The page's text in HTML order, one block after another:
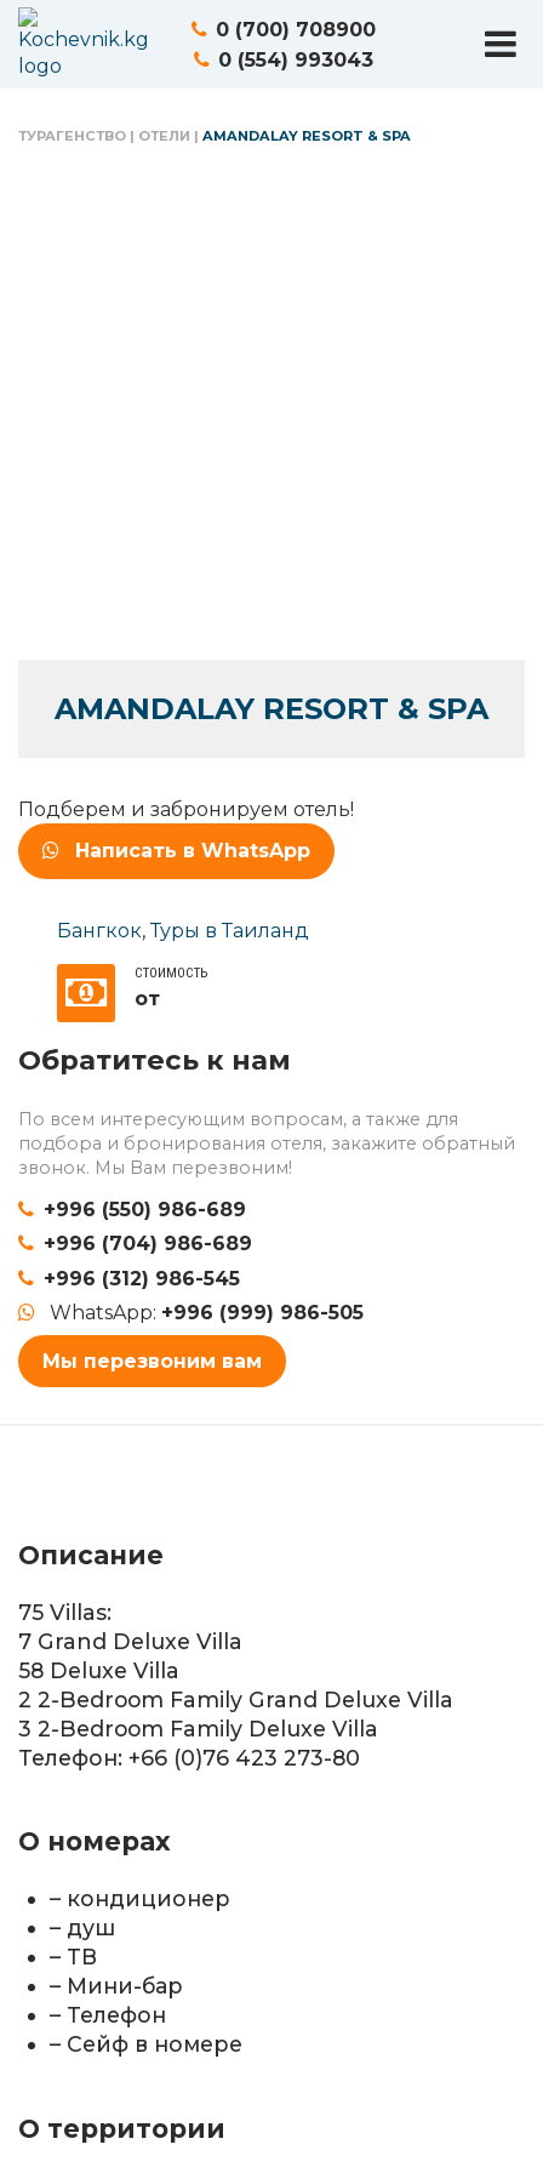
0 (700) 708900
0 (554) 993043
ТУРАГЕНСТВО | ОТЕЛИ | AMANDALAY RESORT & SPA
AMANDALAY RESORT & SPA
Подберем и забронируем отель!
Написать в WhatsApp
Бангкок,Туры в Таиланд
СТОИМОСТЬ
от
Обратитесь к нам
По всем интересующим вопросам, а также для
подбора и бронирования отеля, закажите обратный
звонок. Мы Вам перезвоним!
+996 (550) 986-689
+996 (704) 986-689
+996 (312) 986-545
WhatsApp: +996 (999) 986-505
Мы перезвоним вам
Описание
75 Villas:
7 Grand Deluxe Villa
58 Deluxe Villa
2 2-Bedroom Family Grand Deluxe Villa
3 2-Bedroom Family Deluxe Villa
Телефон: +66 (0)76 423 273-80
О номерах
– кондиционер
– душ
– ТВ
– Мини-бар
– Телефон
– Сейф в номере
О территории